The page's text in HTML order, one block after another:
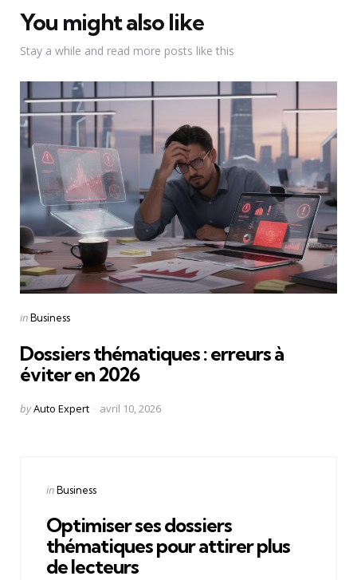
You might also like
Stay a while and read more posts like this
Categories
Posted
inBusiness
Dossiers thématiques : erreurs à
éviter en 2026
Posted
byAuto Expert avril 10, 2026
Categories
Posted
inBusiness
Optimiser ses dossiers
thématiques pour attirer plus
de lecteurs